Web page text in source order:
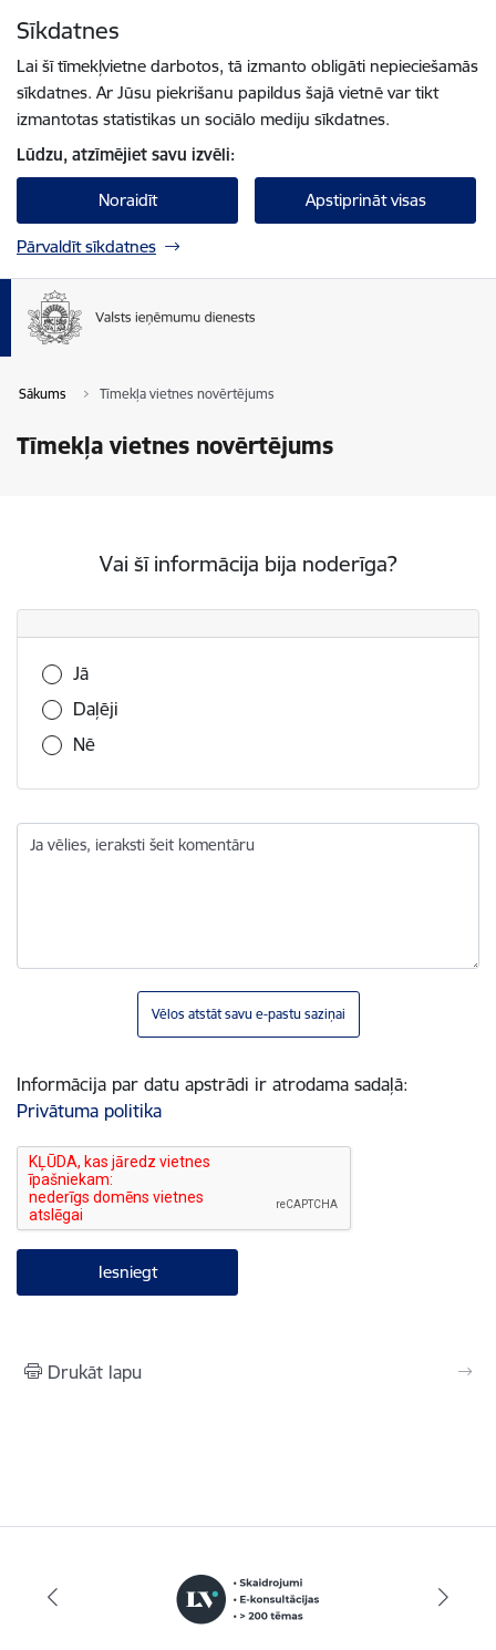
Sīkdatnes
Lai šī tīmekļvietne darbotos, tā izmanto obligāti nepieciešamās
sīkdatnes. Ar Jūsu piekrišanu papildus šajā vietnē var tikt
izmantotas statistikas un sociālo mediju sīkdatnes.
Lūdzu, atzīmējiet savu izvēli:
Noraidīt Apstiprināt visas
Pārvaldīt sīkdatnes
Sākums Tīmekļa vietnes novērtējums
Tīmekļa vietnes novērtējums
Vai šī informācija bija noderīga?
Vai šī informācija bija noderīga?
Jā
Daļēji
Nē
Ja vēlies, ieraksti šeit komentāru
Vēlos atstāt savu e-pastu saziņai
Informācija par datu apstrādi ir atrodama sadaļā:
Privātuma politika
Drukāt lapu